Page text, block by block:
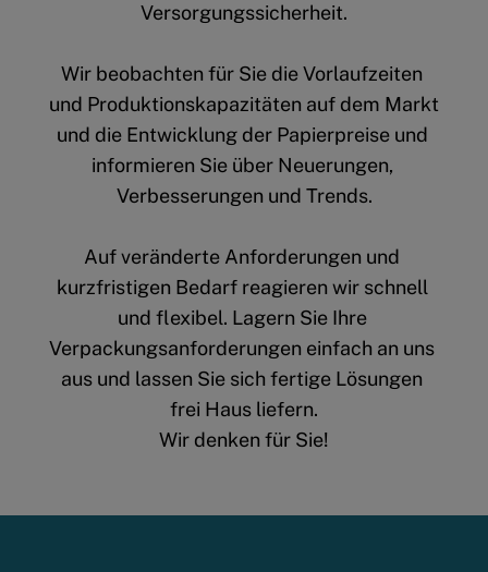
Versorgungssicherheit.
Wir beobachten für Sie die Vorlaufzeiten
und Produktionskapazitäten auf dem Markt
und die Entwicklung der Papierpreise und
informieren Sie über Neuerungen,
Verbesserungen und Trends.
Auf veränderte Anforderungen und
kurzfristigen Bedarf reagieren wir schnell
und flexibel. Lagern Sie Ihre
Verpackungsanforderungen einfach an uns
aus und lassen Sie sich fertige Lösungen
frei Haus liefern.
Wir denken für Sie!